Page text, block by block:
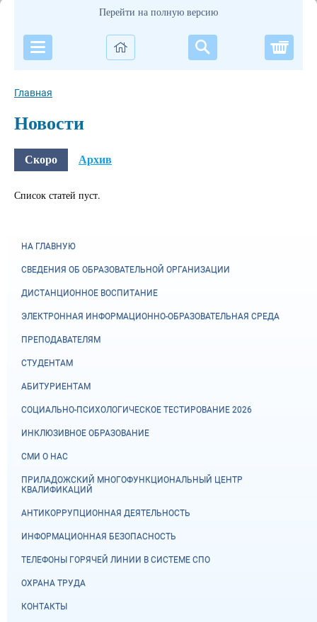
Перейти на полную версию
Главная
Новости
Скоро Архив
Список статей пуст.
НА ГЛАВНУЮ
СВЕДЕНИЯ ОБ ОБРАЗОВАТЕЛЬНОЙ ОРГАНИЗАЦИИ
ДИСТАНЦИОННОЕ ВОСПИТАНИЕ
ЭЛЕКТРОННАЯ ИНФОРМАЦИОННО-ОБРАЗОВАТЕЛЬНАЯ СРЕДА
ПРЕПОДАВАТЕЛЯМ
СТУДЕНТАМ
АБИТУРИЕНТАМ
СОЦИАЛЬНО-ПСИХОЛОГИЧЕСКОЕ ТЕСТИРОВАНИЕ 2026
ИНКЛЮЗИВНОЕ ОБРАЗОВАНИЕ
СМИ О НАС
ПРИЛАДОЖСКИЙ МНОГОФУНКЦИОНАЛЬНЫЙ ЦЕНТР
КВАЛИФИКАЦИЙ
АНТИКОРРУПЦИОННАЯ ДЕЯТЕЛЬНОСТЬ
ИНФОРМАЦИОННАЯ БЕЗОПАСНОСТЬ
ТЕЛЕФОНЫ ГОРЯЧЕЙ ЛИНИИ В СИСТЕМЕ СПО
ОХРАНА ТРУДА
КОНТАКТЫ